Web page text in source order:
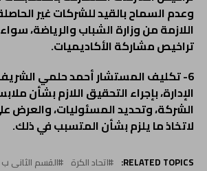
وعدم السماح بالقيد للشركات غير
اللازمة من وزارة الشباب والرياضة،
تراخيص مشاركة الأكاديميات.
6- تكليف المستشار أحمد حلمي
الإدارة، بإجراء التحقيق اللازم بشأن
الشركة، وتحديد المسئوليات، والعرض
لاتخاذ ما يلزم بشأن المتسبب في ذلك.
RELATED TOPICS: اتحاد الكرة القسم الثانى ب